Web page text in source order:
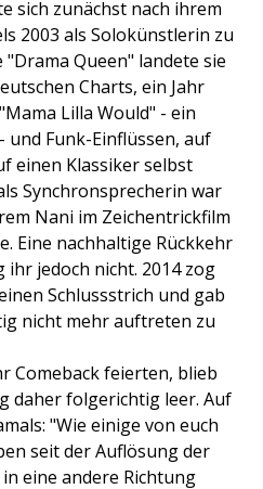
sich zunächst nach ihrem
2003 als Solokünstlerin zu
Queen" landete sie
Charts, ein Jahr
Lilla Would" - ein
und Funk-Einflüssen, auf
einen Klassiker selbst
Synchronsprecherin war
Nani im Zeichentrickfilm
Eine nachhaltige Rückkehr
ihr jedoch nicht. 2014 zog
Schlussstrich und gab
nicht mehr auftreten zu
Comeback feierten, blieb
daher folgerichtig leer. Auf
"Wie einige von euch
seit der Auflösung der
eine andere Richtung